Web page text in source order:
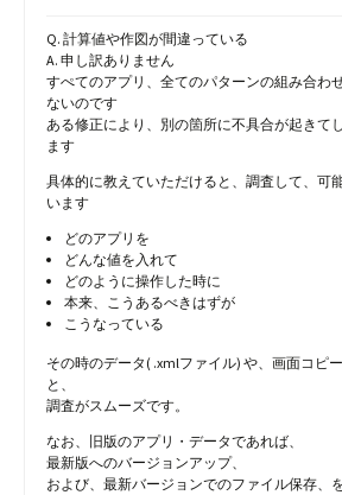
Q. 計算値や作図が間違っている
A. 申し訳ありません
すぺてのアプリ、全てのパターンの組み合わ
ないのです
ある修正により、別の箇所に不具合が起きて
ます
具体的に教えていただけると、調査して、可
います
どのアプリを
どんな値を入れて
どのように操作した時に
本来、こうあるべきはずが
こうなっている
その時のデータ( .xmlファイル) や、画面コピ
と、
調査がスムーズです。
なお、旧版のアプリ・データであれば、
最新版へのバージョンアップ、
および、最新バージョンでのファイル保存、